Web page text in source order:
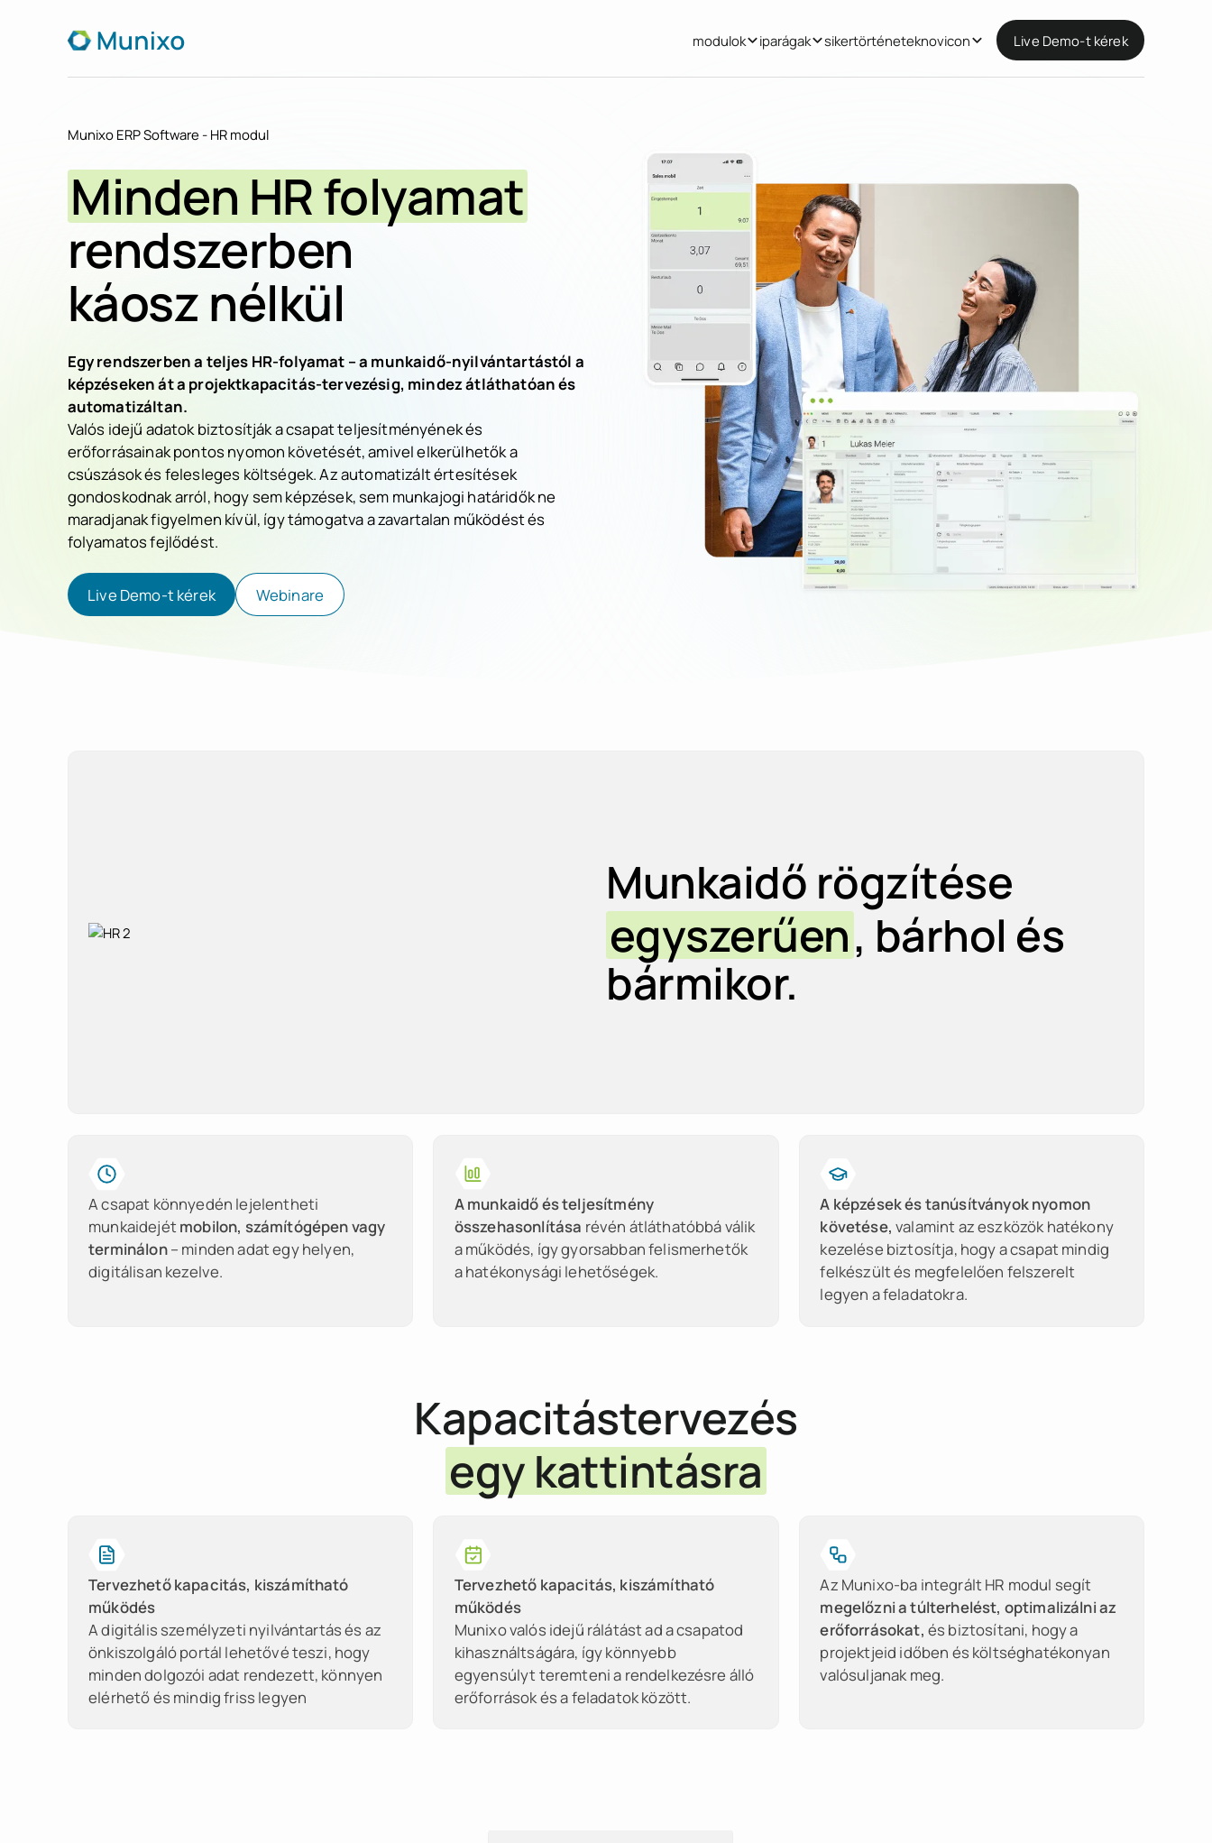
modulok iparágak sikertörténeteknovicon
Live Demo-t kérek
Live Demo-t kérek
Munixo ERP Software - HR modul
Minden HR folyamat
rendszerben
káosz nélkül
Egy rendszerben a teljes HR-folyamat – a munkaidő-nyilvántartástól a
képzéseken át a projektkapacitás-tervezésig, mindez átláthatóan és
automatizáltan.
Valós idejű adatok biztosítják a csapat teljesítményének és
erőforrásainak pontos nyomon követését, amivel elkerülhetők a
csúszások és felesleges költségek. Az automatizált értesítések
gondoskodnak arról, hogy sem képzések, sem munkajogi határidők ne
maradjanak figyelmen kívül, így támogatva a zavartalan működést és
folyamatos fejlődést.
Live Demo-t kérek
Webinare
Munkaidő rögzítése
egyszerűen, bárhol és
bármikor.
A csapat könnyedén lejelentheti
munkaidejét mobilon, számítógépen vagy
terminálon– minden adat egy helyen,
digitálisan kezelve.
A munkaidő és teljesítmény
összehasonlítása révén átláthatóbbá válik
a működés, így gyorsabban felismerhetők
a hatékonysági lehetőségek.
A képzések és tanúsítványok nyomon
követése,valamint az eszközök hatékony
kezelése biztosítja, hogy a csapat mindig
felkészült és megfelelően felszerelt
legyen a feladatokra.
Kapacitástervezés
egy kattintásra
Tervezhető kapacitás, kiszámítható
működés
A digitális személyzeti nyilvántartás és az
önkiszolgáló portál lehetővé teszi, hogy
minden dolgozói adat rendezett, könnyen
elérhető és mindig friss legyen
Tervezhető kapacitás, kiszámítható
működés
Munixo valós idejű rálátást ad a csapatod
kihasználtságára, így könnyebb
egyensúlyt teremteni a rendelkezésre álló
erőforrások és a feladatok között.
Az Munixo-ba integrált HR modul segít
megelőzni a túlterhelést, optimalizálni az
erőforrásokat, és biztosítani, hogy a
projektjeid időben és költséghatékonyan
valósuljanak meg.